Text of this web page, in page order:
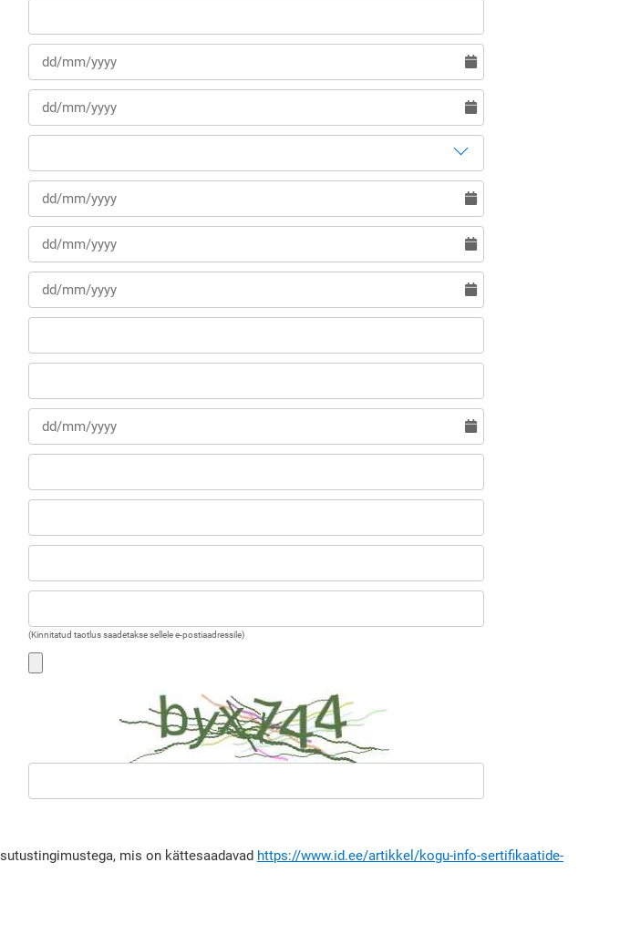
(Kinnitatud taotlus saadetakse sellele e-postiaadressile)
mis on kättesaadavad https://www.id.ee/artikkel/kogu-info-sertifikaatide-